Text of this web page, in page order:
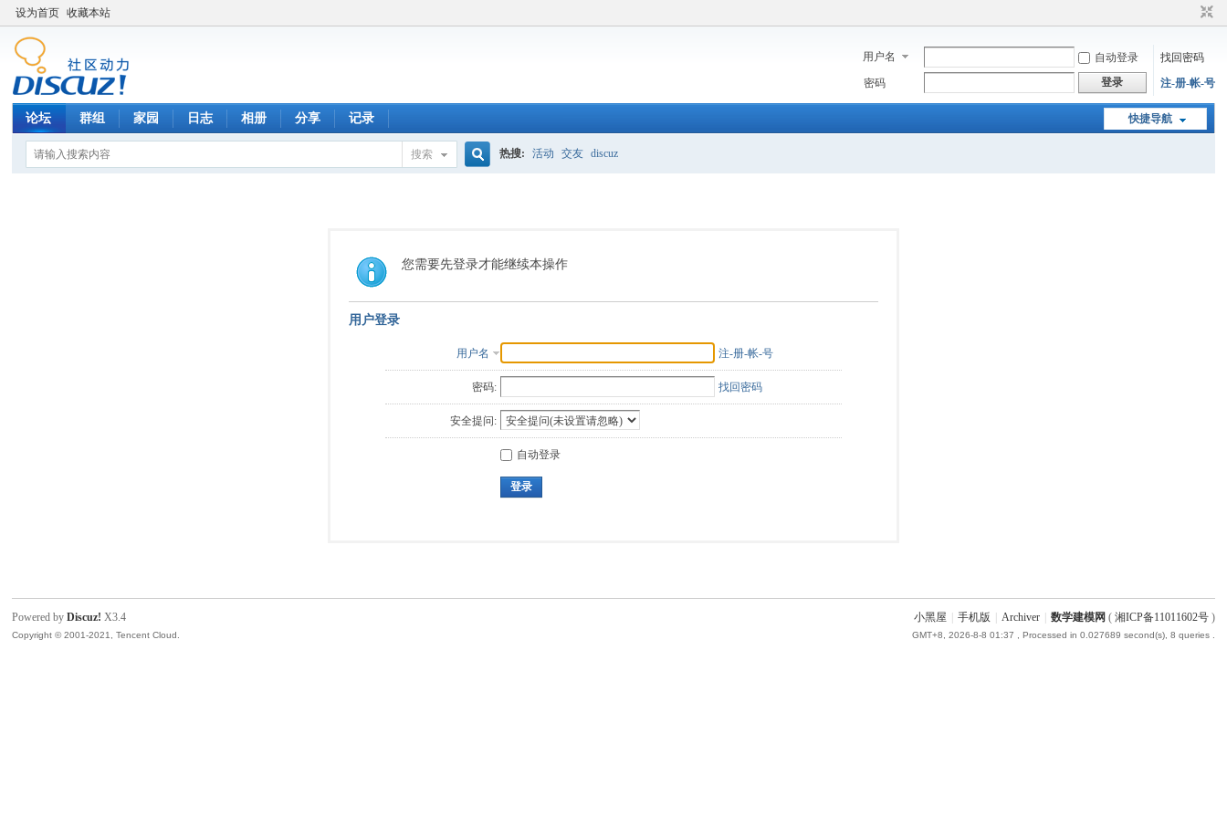
设为首页 收藏本站
用户名 自动登录
找回密码
密码
登录 注-册-帐-号
快捷导航
论坛 群组 家园 日志 相册 分享 记录
搜索
索
热搜: 活动 交友 discuz
您需要先登录才能继续本操作
用户登录
用户名 注-册-帐-号
密码: 找回密码
安全提问:
自动登录
登录
小黑屋 手机版 Archiver 数学建模网 ( 湘ICP备11011602号)
GMT+8, 2026-8-8 01:37 , Processed in 0.027689 second(s), 8 queries .
Powered byDiscuz! X3.4
Copyright © 2001-2021, Tencent Cloud.